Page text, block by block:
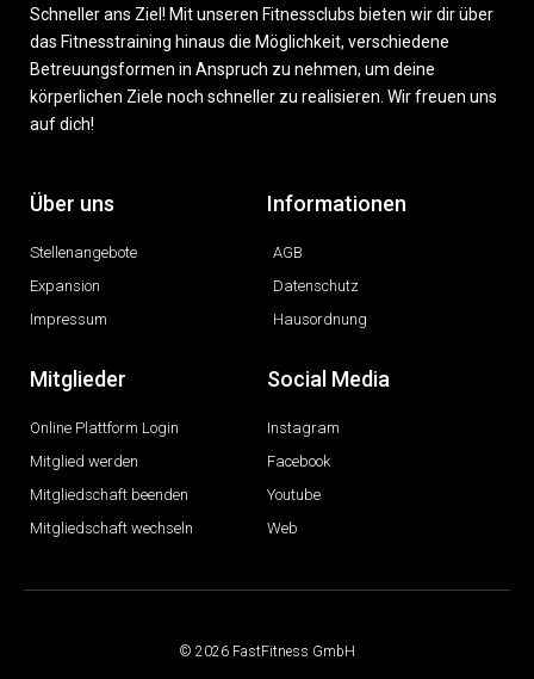
Schneller ans Ziel! Mit unseren Fitnessclubs bieten wir dir über
das Fitnesstraining hinaus die Möglichkeit, verschiedene
Betreuungsformen in Anspruch zu nehmen, um deine
körperlichen Ziele noch schneller zu realisieren. Wir freuen uns
auf dich!
Über uns
Stellenangebote
Expansion
Impressum
Informationen
AGB
Datenschutz
Hausordnung
Mitglieder
Online Plattform Login
Mitglied werden
Mitgliedschaft beenden
Mitgliedschaft wechseln
Social Media
Instagram
Facebook
Youtube
Web
© 2026 FastFitness GmbH